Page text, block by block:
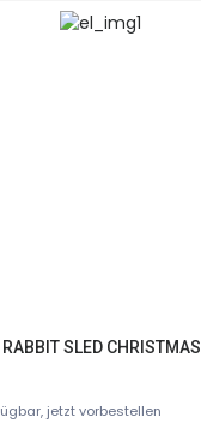
SLED CHRISTMAS
jetzt vorbestellen